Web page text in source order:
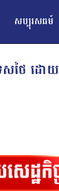
សប្បុរសធម៍
សថៃ ដោ